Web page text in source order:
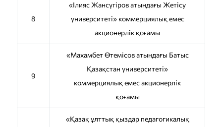
8
«Ілияс Жансүгіров атындағы Жетісу
университеті» коммерциялық емес
акционерлік қоғамы
9
«Махамбет Өтемісов атындағы Батыс
Қазақстан университеті»
коммерциялық емес акционерлік
қоғамы
«Қазақ ұлттық қыздар педагогикалық